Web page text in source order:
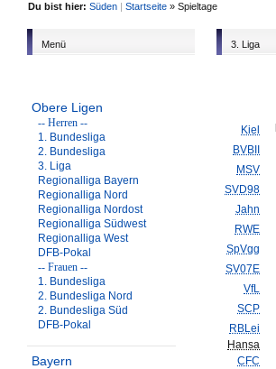
Du bist hier: Süden | Startseite » Spieltage
Menü
Obere Ligen
-- Herren --
1. Bundesliga
2. Bundesliga
3. Liga
Regionalliga Bayern
Regionalliga Nord
Regionalliga Nordost
Regionalliga Südwest
Regionalliga West
DFB-Pokal
-- Frauen --
1. Bundesliga
2. Bundesliga Nord
2. Bundesliga Süd
DFB-Pokal
Bayern
3. Liga
Kiel
BVBII
MSV
SVD98
Jahn
RWE
SpVgg
SV07E
VfL
SCP
RBLei
Hansa
CFC